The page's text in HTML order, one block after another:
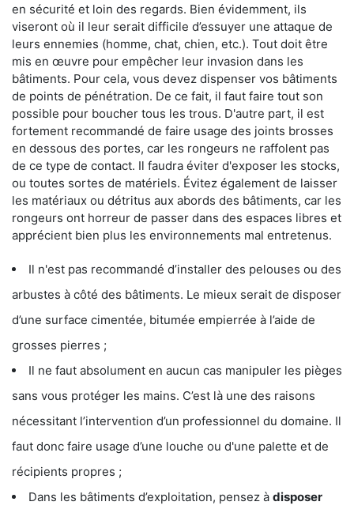
en sécurité et loin des regards. Bien évidemment, ils
viseront où il leur serait difficile d’essuyer une attaque de
leurs ennemies (homme, chat, chien, etc.). Tout doit être
mis en œuvre pour empêcher leur invasion dans les
bâtiments. Pour cela, vous devez dispenser vos bâtiments
de points de pénétration. De ce fait, il faut faire tout son
possible pour boucher tous les trous. D'autre part, il est
fortement recommandé de faire usage des joints brosses
en dessous des portes, car les rongeurs ne raffolent pas
de ce type de contact. Il faudra éviter d'exposer les stocks,
ou toutes sortes de matériels. Évitez également de laisser
les matériaux ou détritus aux abords des bâtiments, car les
rongeurs ont horreur de passer dans des espaces libres et
apprécient bien plus les environnements mal entretenus.
Il n'est pas recommandé d’installer des pelouses ou des
arbustes à côté des bâtiments. Le mieux serait de disposer
d’une surface cimentée, bitumée empierrée à l’aide de
grosses pierres ;
Il ne faut absolument en aucun cas manipuler les pièges
sans vous protéger les mains. C’est là une des raisons
nécessitant l’intervention d’un professionnel du domaine. Il
faut donc faire usage d’une louche ou d'une palette et de
récipients propres ;
Dans les bâtiments d’exploitation, pensez à disposer